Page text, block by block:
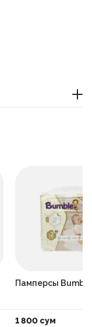
Памперсы
1 800 сум